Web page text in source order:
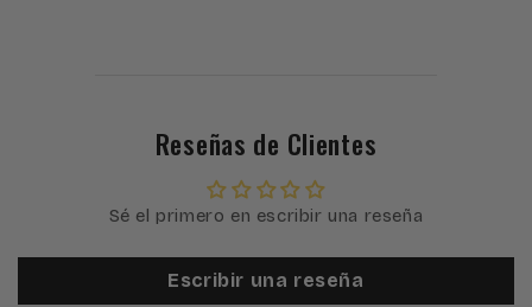
Reseñas de Clientes
Sé el primero en escribir una reseña
Escribir una reseña